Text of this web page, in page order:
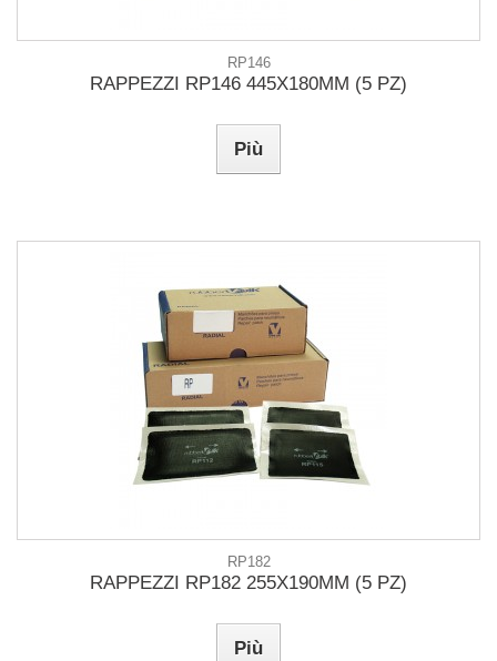
RP146
RAPPEZZI RP146 445X180MM (5 PZ)
Più
RP182
RAPPEZZI RP182 255X190MM (5 PZ)
Più